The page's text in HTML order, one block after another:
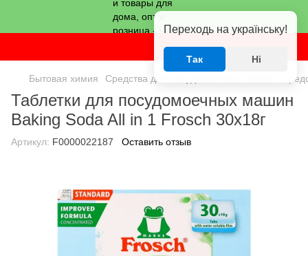
Бытовая химия Средства для посудомоечных машин
Таблетки для посудомоечных машин
Baking Soda All in 1 Frosch 30х18г
Артикул: F0000022187 Оставить отзыв
Переходь на українську!
Так Ні